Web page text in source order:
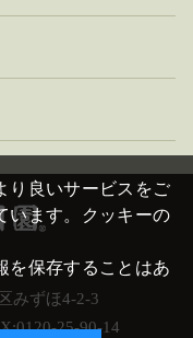
みずほ4-2-3
25-90-14
り良いサービスをご
います。クッキーの
を保存することはあ
閉
じ
る